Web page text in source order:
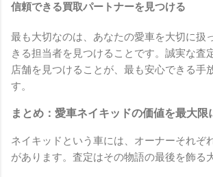
信頼できる買取パートナーを見つける
最も大切なのは、あなたの愛車を大切に扱
きる担当者を見つけることです。誠実な査
店舗を見つけることが、最も安心できる手
す。
まとめ：愛車ネイキッドの価値を最大限
ネイキッドという車には、オーナーそれぞ
があります。査定はその物語の最後を飾る